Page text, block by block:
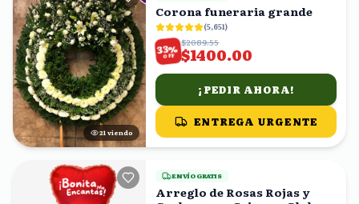
22 viendo
Corona funeraria grande
(5,651)
33%
OFF
$2089.55
$1400.00
¡PEDIR AHORA!
ENTREGA URGENTE
ENVÍO GRATIS
Arreglo de Rosas Rojas y